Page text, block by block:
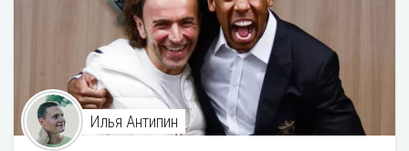
Илья Антипин